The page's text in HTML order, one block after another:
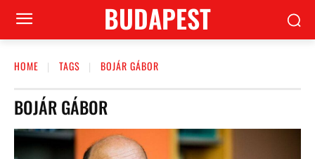
BUDAPEST
HOME TAGS BOJÁR GÁBOR
BOJÁR GÁBOR